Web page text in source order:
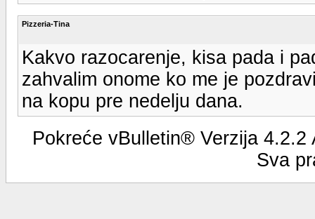
Pizzeria-Tina
Kakvo razocarenje, kisa pada i
zahvalim onome ko me je
na kopu pre nedelju dana.
Pokreće vBulletin® Verzija
Sva